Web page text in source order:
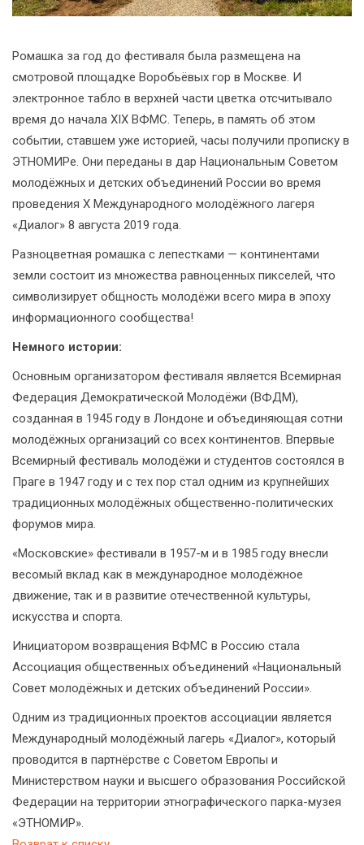
Ромашка за год до фестиваля была размещена на
смотровой площадке Воробьёвых гор в Москве. И
электронное табло в верхней части цветка отсчитывало
время до начала XIX ВФМС. Теперь, в память об этом
событии, ставшем уже историей, часы получили прописку в
ЭТНОМИРе. Они переданы в дар Национальным Советом
молодёжных и детских объединений России во время
проведения X Международного молодёжного лагеря
«Диалог» 8 августа 2019 года.
Разноцветная ромашка с лепестками — континентами
земли состоит из множества равноценных пикселей, что
символизирует общность молодёжи всего мира в эпоху
информационного сообщества!
Немного истории:
Основным организатором фестиваля является Всемирная
Федерация Демократической Молодёжи (ВФДМ),
созданная в 1945 году в Лондоне и объединяющая сотни
молодёжных организаций со всех континентов. Впервые
Всемирный фестиваль молодёжи и студентов состоялся в
Праге в 1947 году и с тех пор стал одним из крупнейших
традиционных молодёжных общественно-политических
форумов мира.
«Московские» фестивали в 1957-м и в 1985 году внесли
весомый вклад как в международное молодёжное
движение, так и в развитие отечественной культуры,
искусства и спорта.
Инициатором возвращения ВФМС в Россию стала
Ассоциация общественных объединений «Национальный
Совет молодёжных и детских объединений России».
Одним из традиционных проектов ассоциации является
Международный молодёжный лагерь «Диалог», который
проводится в партнёрстве с Советом Европы и
Министерством науки и высшего образования Российской
Федерации на территории этнографического парка-музея
«ЭТНОМИР».